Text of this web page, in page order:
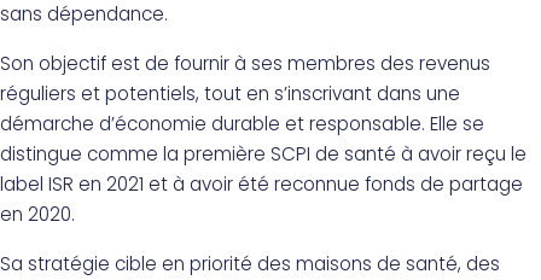
sans dépendance.
Son objectif est de fournir à ses membres des revenus
réguliers et potentiels, tout en s’inscrivant dans une
démarche d’économie durable et responsable. Elle se
distingue comme la première SCPI de santé à avoir reçu le
label ISR en 2021 et à avoir été reconnue fonds de partage
en 2020.
Sa stratégie cible en priorité des maisons de santé, des